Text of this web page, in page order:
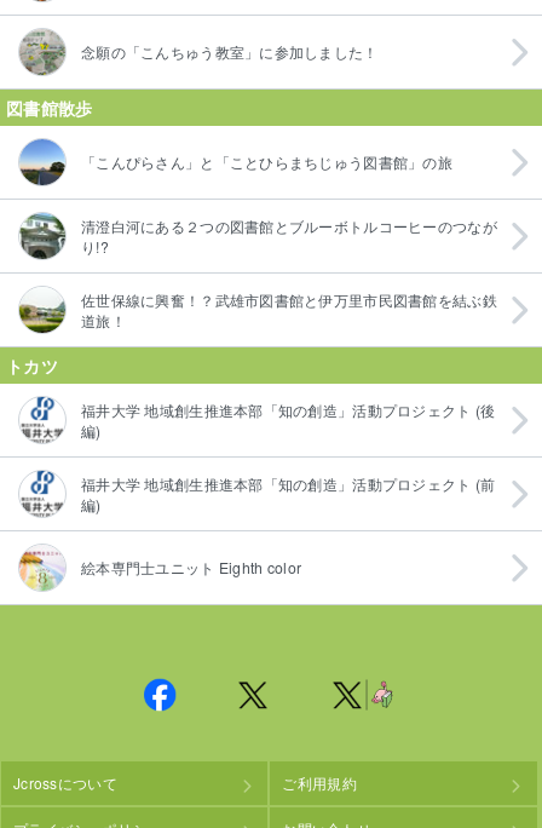
念願の「こんちゅう教室」に参加しました！
図書館散歩
「こんぴらさん」と「ことひらまちじゅう図書館」の旅
清澄白河にある２つの図書館とブルーボトルコーヒーのつなが
り!?
佐世保線に興奮！？武雄市図書館と伊万里市民図書館を結ぶ鉄
道旅！
トカツ
福井大学 地域創生推進本部「知の創造」活動プロジェクト (後
編)
福井大学 地域創生推進本部「知の創造」活動プロジェクト (前
編)
絵本専門士ユニット Eighth color
Jcrossについて ご利用規約